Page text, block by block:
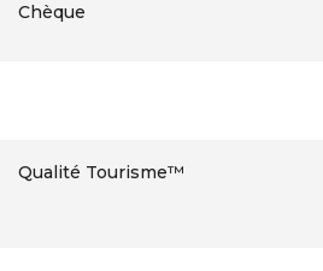
Chèque
Qualité Tourisme™